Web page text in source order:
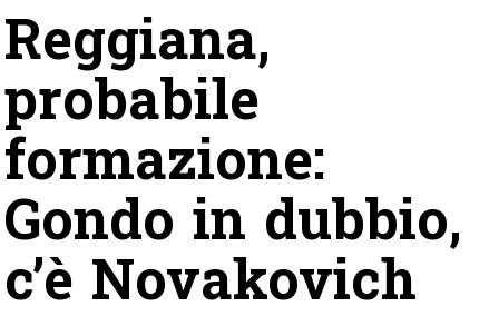
Reggiana,
probabile
formazione:
Gondo in dubbio,
c’è Novakovich